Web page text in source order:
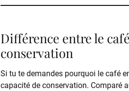
Différence entre le
conservation
Si tu te demandes pourquoi le café
capacité de conservation. Comparé